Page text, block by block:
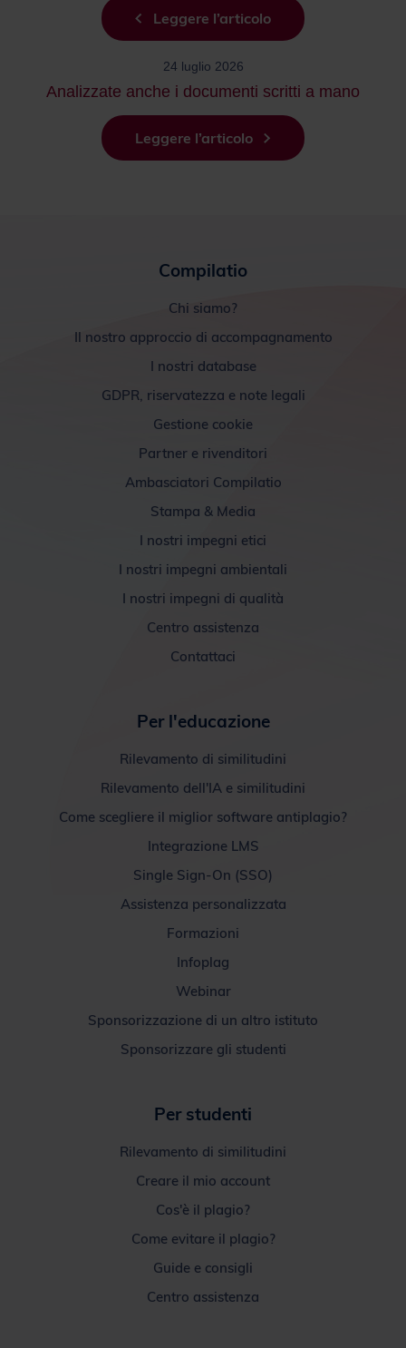
Leggere l’articolo
24 luglio 2026
Analizzate anche i documenti scritti a mano
Leggere l’articolo
Compilatio
Chi siamo?
Il nostro approccio di accompagnamento
I nostri database
GDPR, riservatezza e note legali
Gestione cookie
Partner e rivenditori
Ambasciatori Compilatio
Stampa & Media
I nostri impegni etici
I nostri impegni ambientali
I nostri impegni di qualità
Centro assistenza
Contattaci
Per l'educazione
Rilevamento di similitudini
Rilevamento dell'IA e similitudini
Come scegliere il miglior software antiplagio?
Integrazione LMS
Single Sign-On (SSO)
Assistenza personalizzata
Formazioni
Infoplag
Webinar
Sponsorizzazione di un altro istituto
Sponsorizzare gli studenti
Per studenti
Rilevamento di similitudini
Creare il mio account
Cos'è il plagio?
Come evitare il plagio?
Guide e consigli
Centro assistenza